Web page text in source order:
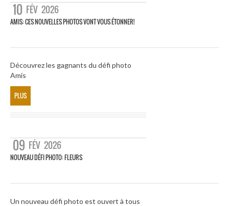
10 FÉV 2026
AMIS: CES NOUVELLES PHOTOS VONT VOUS ÉTONNER!
Découvrez les gagnants du défi photo
Amis
PLUS
09 FÉV 2026
NOUVEAU DÉFI PHOTO: FLEURS
Un nouveau défi photo est ouvert à tous